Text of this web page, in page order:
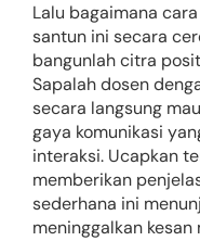
Lalu bagaimana
santun ini secara
bangunlah citra
Sapalah dosen
secara langsung
gaya komunikasi
interaksi. Ucapkan
memberikan
sederhana ini
meninggalkan kesan